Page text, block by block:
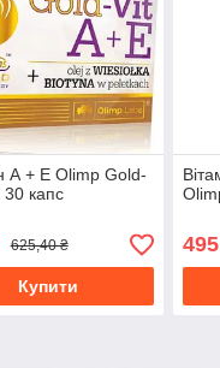
А + Е Olimp Gold-
30 капс
625,40 ₴
Купити
495